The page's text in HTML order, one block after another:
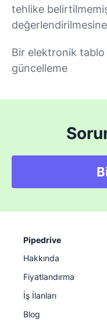
tehlike
Bir elektronik
güncelleme
Pipedrive
Hakkında
Fiyatlandırma
İş İlanları
Blog